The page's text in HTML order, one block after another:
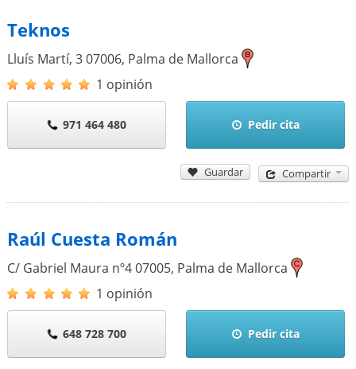
Teknos
Lluís Martí, 307006, Palma de Mallorca
1 opinión
971 464 480 Pedir cita
Guardar Compartir
Raúl Cuesta Román
C/ Gabriel Maura nº407005, Palma de Mallorca
1 opinión
648 728 700 Pedir cita